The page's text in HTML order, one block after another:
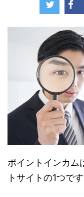
ポイントインカム
トサイトの1つです